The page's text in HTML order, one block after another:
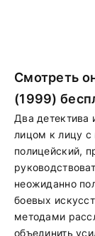
Смотреть
(1999)
Два детектива
лицом к лицу
полицейский,
неожиданно
боевых
методами
объединить